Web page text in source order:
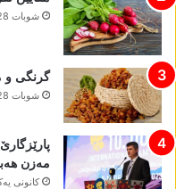
شوبات 28, 2022
گرنگی و
شوبات 28, 2022
مەزن
كانونی یه‌كه‌م